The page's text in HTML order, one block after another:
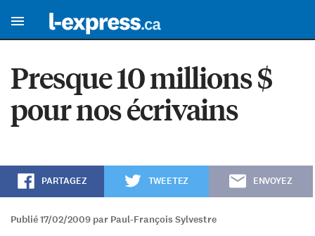
Presque 10 millions $
pour nos écrivains
PARTAGEZ TWEETEZ ENVOYEZ
Publié 17/02/2009 par Paul-François Sylvestre